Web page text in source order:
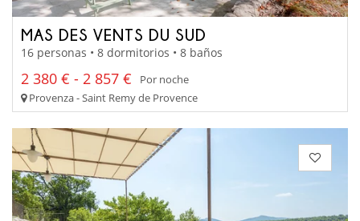
MAS DES VENTS DU SUD
16 personas • 8 dormitorios • 8 baños
2 380 € - 2 857 €
Por noche
Provenza - Saint Remy de Provence